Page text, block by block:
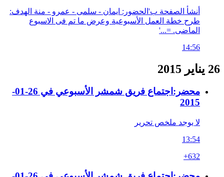
أنشأ الصفحة ب'الحضور: ايمان - سلمى - عمرو - منة الهدف:
طرح خطة العمل الأسبوعية وعرض ما تم فى الاسبوع
الماضى. =...'
14:56
26 يناير 2015
محضر:اجتماع فريق شمشر الأسبوعي في 26-01-
2015
لا يوجد ملخص تحرير
13:54
+632